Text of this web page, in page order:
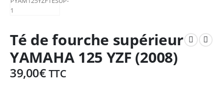
Té de fourche supérieur
YAMAHA 125 YZF (2008)
39,00€ TTC